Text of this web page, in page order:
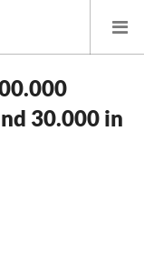
30.000 in